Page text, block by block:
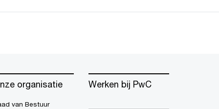
organisatie
van Bestuur
Werken bij PwC